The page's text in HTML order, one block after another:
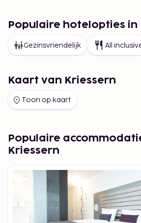
Populaire hotelopties in
Gezinsvriendelijk All
Kaart van Kriessern
Toon op kaart
Populaire
Kriessern